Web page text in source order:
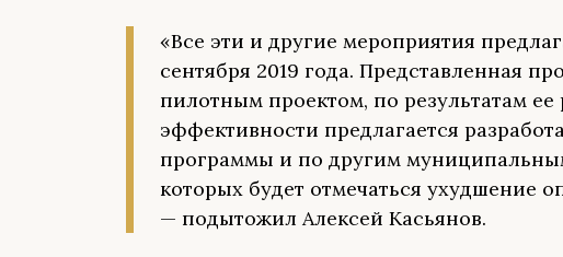
«Все эти и другие мероприятия
сентября 2019 года. Представленная
пилотным проектом, по результатам
эффективности предлагается
программы и по другим
которых будет отмечаться ухудшение
— подытожил Алексей Касьянов.